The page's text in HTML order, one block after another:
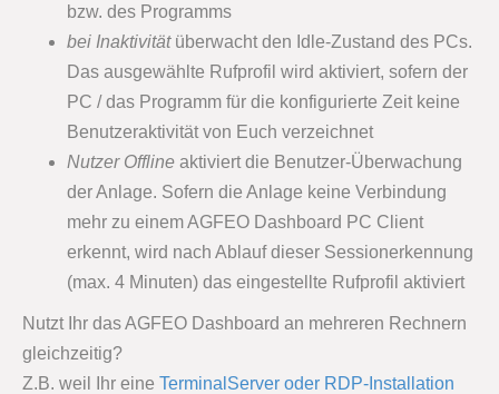
bzw. des Programms
bei Inaktivitätüberwacht den Idle-Zustand des PCs.
Das ausgewählte Rufprofil wird aktiviert, sofern der
PC / das Programm für die konfigurierte Zeit keine
Benutzeraktivität von Euch verzeichnet
Nutzer Offline aktiviert die Benutzer-Überwachung
der Anlage. Sofern die Anlage keine Verbindung
mehr zu einem AGFEO Dashboard PC Client
erkennt, wird nach Ablauf dieser Sessionerkennung
(max. 4 Minuten) das eingestellte Rufprofil aktiviert
Nutzt Ihr das AGFEO Dashboard an mehreren Rechnern
gleichzeitig?
Z.B. weil Ihr eine TerminalServer oder RDP-Installation